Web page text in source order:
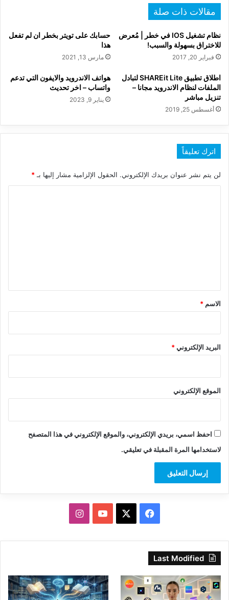
مقالات ذات صلة
نظام تشغيل IOS في خطر | مُعرض
للاختراق بسهولة والسبب!
فبراير 20, 2017
حسابك على تويتر بخطر ان لم تفعل
هذا
مارس 13, 2021
اطلاق تطبيق SHAREit Lite لتبادل
الملفات لنظام الاندرويد مجانا –
تنزيل مباشر
أغسطس 25, 2019
هواتف الاندرويد والايفون التي تدعم
واتساب – اخر تحديث
يناير 9, 2023
اترك تعليقاً
لن يتم نشر عنوان بريدك الإلكتروني. الحقول الإلزامية مشار إليها بـ *
*
الاسم *
البريد الإلكتروني*
الموقع الإلكتروني
احفظ اسمي، بريدي الإلكتروني، والموقع الإلكتروني في هذا المتصفح
لاستخدامها المرة المقبلة في تعليقي.
فيسبوك ‫YouTubeانستقرام
Last Modified